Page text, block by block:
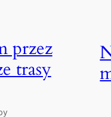
przez
trasy